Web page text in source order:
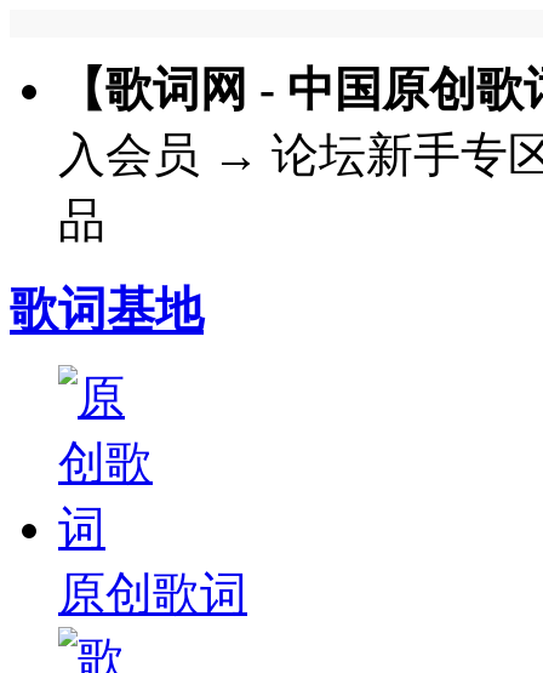
【歌词网 - 中国原创
入会员 → 论坛新手专
品
歌词基地
原创歌词